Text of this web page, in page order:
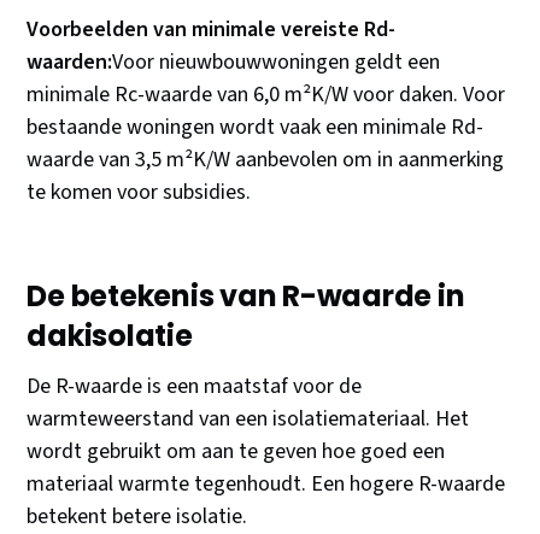
Voorbeelden van minimale vereiste Rd-
waarden:Voor nieuwbouwwoningen geldt een
minimale Rc-waarde van 6,0 m²K/W voor daken. Voor
bestaande woningen wordt vaak een minimale Rd-
waarde van 3,5 m²K/W aanbevolen om in aanmerking
te komen voor subsidies.
De betekenis van R-waarde in
dakisolatie
De R-waarde is een maatstaf voor de
warmteweerstand van een isolatiemateriaal. Het
wordt gebruikt om aan te geven hoe goed een
materiaal warmte tegenhoudt. Een hogere R-waarde
betekent betere isolatie.